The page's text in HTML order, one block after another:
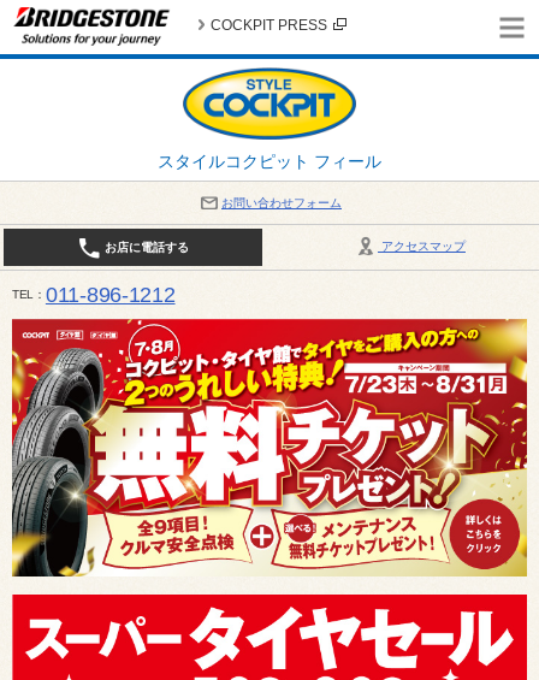
スタイルコクピット フィール
COCKPIT PRESS
お問い合わせフォーム
アクセスマップ
お店に電話する
TEL 011-896-1212
平日・日・祝日：作業受付10:00～17:30 、商談受付は10:00～18:00 まで 営業時間は10:00～
受け出来ない場合がございます。店舗までお問い合わせください。電話も込み合うことが予想さ
日：2026年8月の定休日 毎週 火曜日と水曜日 8月10日(月曜日) から 8月14日(金曜